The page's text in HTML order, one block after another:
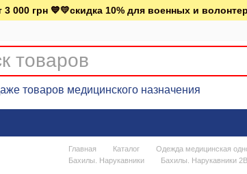
000 грн 💙💛скидка 10% для военных и
товаров медицинского назначения
Главная Каталог
Одежда медицинская
Бахилы. Нарукавники
Бахилы. Нарукавники 2В